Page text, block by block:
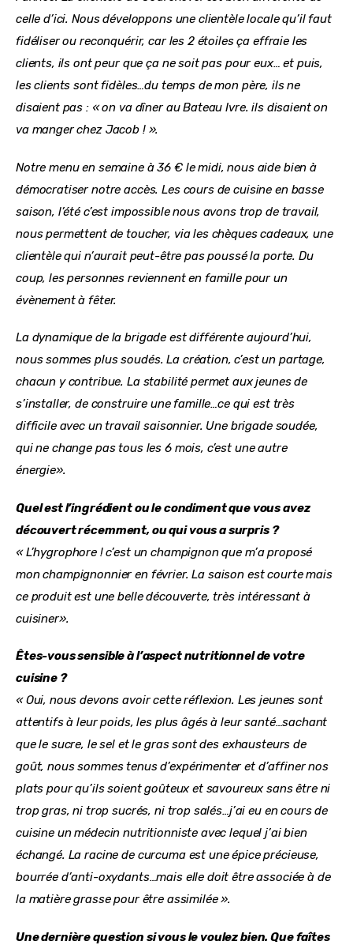
celle d’ici. Nous développons une clientèle locale qu’il faut
fidéliser ou reconquérir, car les 2 étoiles ça effraie les
clients, ils ont peur que ça ne soit pas pour eux… et puis,
les clients sont fidèles…du temps de mon père, ils ne
disaient pas : « on va dîner au Bateau Ivre. ils disaient on
va manger chez Jacob ! ».
Notre menu en semaine à 36 € le midi, nous aide bien à
démocratiser notre accès. Les cours de cuisine en basse
saison, l’été c’est impossible nous avons trop de travail,
nous permettent de toucher, via les chèques cadeaux, une
clientèle qui n’aurait peut-être pas poussé la porte. Du
coup, les personnes reviennent en famille pour un
évènement à fêter.
La dynamique de la brigade est différente aujourd’hui,
nous sommes plus soudés. La création, c’est un partage,
chacun y contribue. La stabilité permet aux jeunes de
s’installer, de construire une famille…ce qui est très
difficile avec un travail saisonnier. Une brigade soudée,
qui ne change pas tous les 6 mois, c’est une autre
énergie».
Quel est l’ingrédient ou le condiment que vous avez
découvert récemment, ou qui vous a surpris ?
« L’hygrophore ! c’est un champignon que m’a proposé
mon champignonnier en février. La saison est courte mais
ce produit est une belle découverte, très intéressant à
cuisiner».
Êtes-vous sensible à l’aspect nutritionnel de votre
cuisine ?
« Oui, nous devons avoir cette réflexion. Les jeunes sont
attentifs à leur poids, les plus âgés à leur santé…sachant
que le sucre, le sel et le gras sont des exhausteurs de
goût, nous sommes tenus d’expérimenter et d’affiner nos
plats pour qu’ils soient goûteux et savoureux sans être ni
trop gras, ni trop sucrés, ni trop salés…j’ai eu en cours de
cuisine un médecin nutritionniste avec lequel j’ai bien
échangé. La racine de curcuma est une épice précieuse,
bourrée d’anti-oxydants…mais elle doit être associée à de
la matière grasse pour être assimilée ».
Une dernière question si vous le voulez bien. Que faîtes